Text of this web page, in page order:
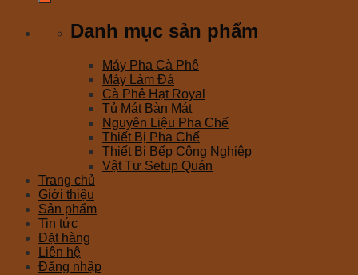
Danh mục sản phẩm
Máy Pha Cà Phê
Máy Làm Đá
Cà Phê Hạt Royal
Tủ Mát Bàn Mát
Nguyên Liệu Pha Chế
Thiết Bị Pha Chế
Thiết Bị Bếp Công Nghiệp
Vật Tư Setup Quán
Trang chủ
Giới thiệu
Sản phẩm
Tin tức
Đặt hàng
Liên hệ
Đăng nhập